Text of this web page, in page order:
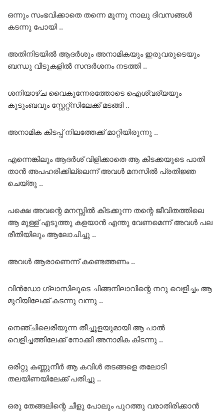
ഒന്നും സംഭവിക്കാതെ തന്നെ മൂന്നു നാലു ദിവസങ്ങൾ
കടന്നു പോയി ..
അതിനിടയിൽ ആദർശും അനാമികയും ഇരുവരുടെയും
ബന്ധു വീടുകളിൽ സന്ദർശനം നടത്തി ..
ശനിയാഴ്ച വൈകുന്നേരത്തോടെ ഐശ്വര്യയും
കുടുംബവും സ്റ്റേറ്റ്സിലേക്ക് മടങ്ങി ..
അനാമിക കിടപ്പ് നിലത്തേക്ക് മാറ്റിയിരുന്നു ..
എന്നെങ്കിലും ആദർശ് വിളിക്കാതെ ആ കിടക്കയുടെ പാതി
താൻ അപഹരിക്കില്ലെന്ന് അവൾ മനസിൽ പ്രതിജ്ഞ
ചെയ്തു ..
പക്ഷെ അവന്റെ മനസ്സിൽ കിടക്കുന്ന തന്റെ ജീവിതത്തിലെ
ആ മുള്ള് എടുത്തു കളയാൻ എന്തു വേണമെന്ന് അവൾ പല
രീതിയിലും ആലോചിച്ചു ..
അവൾ ആരാണെന്ന് കണ്ടെത്തണം ..
വിൻഡോ ഗ്ലാസിലൂടെ ചിങ്ങനിലാവിന്റെ നറു വെളിച്ചം ആ
മുറിയിലേക്ക് കടന്നു വന്നു ..
നെഞ്ചിലെരിയുന്ന തീച്ചൂളയുമായി ആ പാൽ
വെളിച്ചത്തിലേക്ക് നോക്കി അനാമിക കിടന്നു ..
ഒരിറ്റു കണ്ണുനീർ ആ കവിൾ തടങ്ങളെ തലോടി
തലയിണയിലേക്ക് പതിച്ചു ..
ഒരു തേങ്ങലിന്റെ ചീളു പോലും പുറത്തു വരാതിരിക്കാൻ